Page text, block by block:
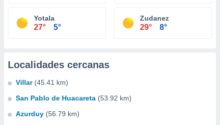
Yotala
27° 5°
Zudanez
29° 8°
Localidades cercanas
Villar (45.41 km)
San Pablo de Huacareta (53.92 km)
Azurduy (56.79 km)